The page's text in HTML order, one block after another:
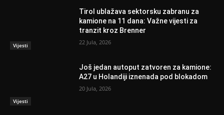
Vijesti
Tirol ublažava sektorsku zabranu za
kamione na 11 dana: Važne vijesti za
tranzit kroz Brenner
22 Jula, 2026
Vijesti
Još jedan autoput zatvoren za kamione:
A27 u Holandiji iznenada pod blokadom
20 Jula, 2026